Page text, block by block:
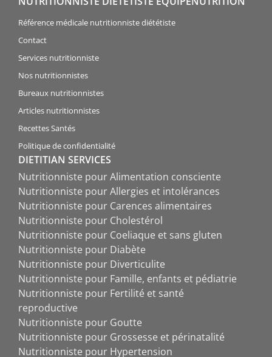
Référence médicale nutritionniste diététiste
Contact
Services nutritionniste
Nos nutritionnistes
Bureaux nutritionnistes
Articles nutritionnistes
Recettes Santés
Politique de confidentialité
DIETITIAN SERVICES
Nutritionniste pour Alimentation consciente
Nutritionniste pour Allergies et intolérances
Nutritionniste pour Carences alimentaires
Nutritionniste pour Cholestérol
Nutritionniste pour Coeliaque et sans gluten
Nutritionniste pour Diabète
Nutritionniste pour Diverticulite
Nutritionniste pour Famille, enfants et pédiatrie
Nutritionniste pour Fertilité et santé
reproductive
Nutritionniste pour Goutte
Nutritionniste pour Grossesse et périnatalité
Nutritionniste pour Hypertension